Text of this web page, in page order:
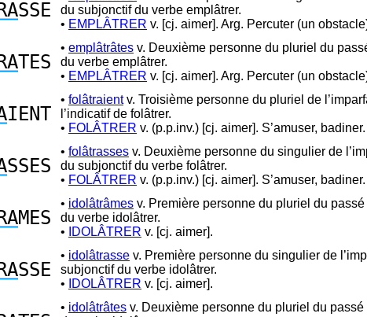
SSE
du subjonctif du verbe emplâtrer.
• EMPLÂTRER v. [cj. aimer]. Arg. Percuter (un
TES
• emplâtrâtes v. Deuxième personne du pluriel du
du verbe emplâtrer.
• EMPLÂTRER v. [cj. aimer]. Arg. Percuter (un
IENT
• folâtraientv. Troisième personne du pluriel de
l’indicatif de folâtrer.
• FOLÂTRER v. (p.p.inv.) [cj. aimer]. S’amuser, badiner.
SSES
• folâtrasses v. Deuxième personne du singulier de
du subjonctif du verbe folâtrer.
• FOLÂTRER v. (p.p.inv.) [cj. aimer]. S’amuser, badiner.
MES
• idolâtrâmes v. Première personne du pluriel du
du verbe idolâtrer.
•
IDOLÂTRER v. [cj. aimer].
SSE
• idolâtrasse v. Première personne du singulier de
subjonctif du verbe idolâtrer.
•
IDOLÂTRER v. [cj. aimer].
• idolâtrâtes v. Deuxième personne du pluriel du